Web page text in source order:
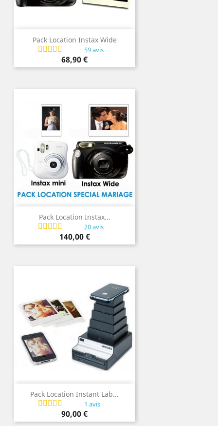
Pack Location Instax Wide
59 avis
Prix
68,90 €
Pack Location Instax...
20 avis
Prix
140,00 €
Pack Location Instant Lab...
1 avis
Prix
90,00 €